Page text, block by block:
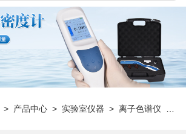
> 产品中心 > 实验室仪器 >离子色谱仪